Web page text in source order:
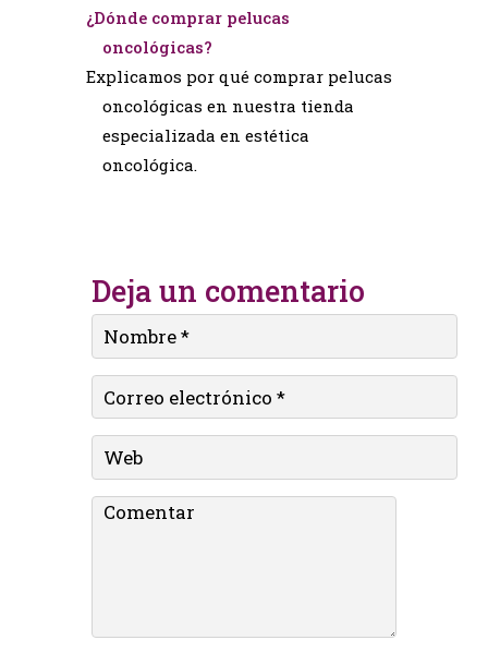
¿Dónde comprar pelucas
oncológicas?
Explicamos por qué comprar pelucas
oncológicas en nuestra tienda
especializada en estética
oncológica.
Deja un comentario